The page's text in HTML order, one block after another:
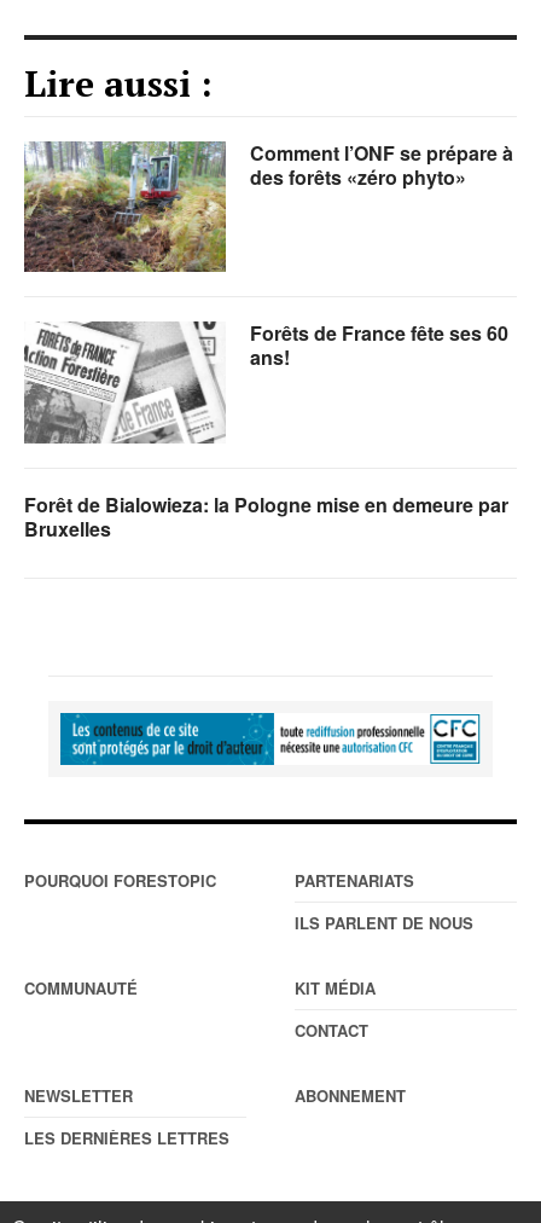
Lire aussi :
Comment l’ONF se prépare à
des forêts «zéro phyto»
Forêts de France fête ses 60
ans!
Forêt de Bialowieza: la Pologne mise en demeure par
Bruxelles
POURQUOI FORESTOPIC
PARTENARIATS
ILS PARLENT DE NOUS
COMMUNAUTÉ
KIT MÉDIA
CONTACT
NEWSLETTER
LES DERNIÈRES LETTRES
ABONNEMENT